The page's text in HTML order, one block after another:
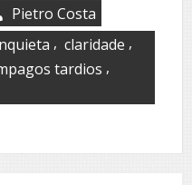
Pietro Costa
, claridade ,
tardios ,